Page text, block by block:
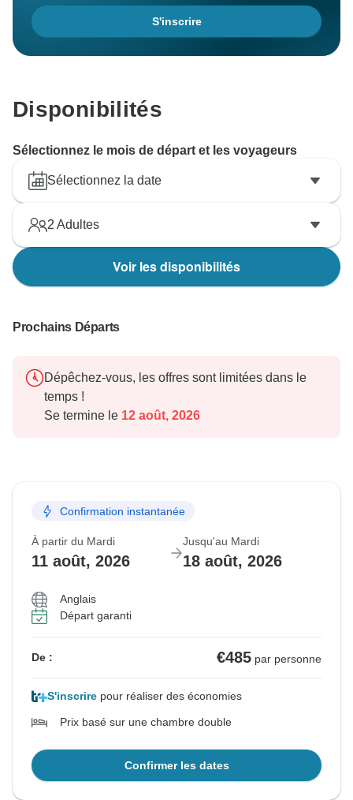
S'inscrire
Disponibilités
Sélectionnez le mois de départ et les voyageurs
Sélectionnez la date
2 Adultes
Voir les disponibilités
Prochains Départs
Dépêchez-vous, les offres sont limitées dans le
temps !
Se termine le 12 août, 2026
Confirmation instantanée
À partir du Mardi
11 août, 2026
Jusqu'au Mardi
18 août, 2026
Anglais
Départ garanti
De : €485 par personne
S'inscrire pour réaliser des économies
Prix basé sur une chambre double
Confirmer les dates